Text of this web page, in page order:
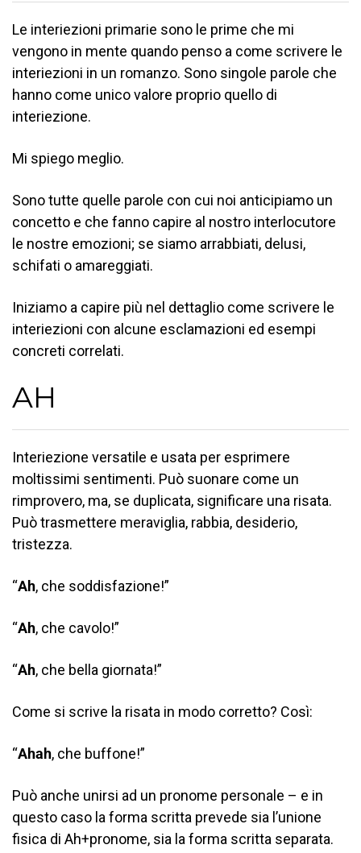
Le interiezioni primarie sono le prime che mi
vengono in mente quando penso a come scrivere le
interiezioni in un romanzo. Sono singole parole che
hanno come unico valore proprio quello di
interiezione.
Mi spiego meglio.
Sono tutte quelle parole con cui noi anticipiamo un
concetto e che fanno capire al nostro interlocutore
le nostre emozioni; se siamo arrabbiati, delusi,
schifati o amareggiati.
Iniziamo a capire più nel dettaglio come scrivere le
interiezioni con alcune esclamazioni ed esempi
concreti correlati.
AH
Interiezione versatile e usata per esprimere
moltissimi sentimenti. Può suonare come un
rimprovero, ma, se duplicata, significare una risata.
Può trasmettere meraviglia, rabbia, desiderio,
tristezza.
“Ah, che soddisfazione!”
“Ah, che cavolo!”
“Ah, che bella giornata!”
Come si scrive la risata in modo corretto? Così:
“Ahah, che buffone!”
Può anche unirsi ad un pronome personale – e in
questo caso la forma scritta prevede sia l’unione
fisica di Ah+pronome, sia la forma scritta separata.